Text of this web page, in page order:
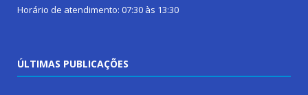
Horário de atendimento: 07:30 às 13:30
ÚLTIMAS PUBLICAÇÕES